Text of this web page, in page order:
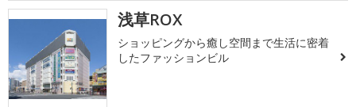
浅草ROX
ショッピングから癒し空間まで生活に密着
したファッションビル